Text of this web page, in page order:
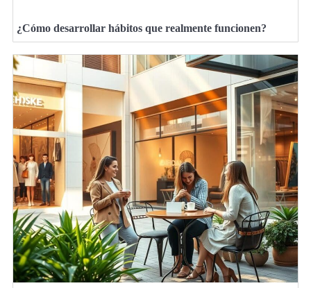
¿Cómo desarrollar hábitos que realmente funcionen?